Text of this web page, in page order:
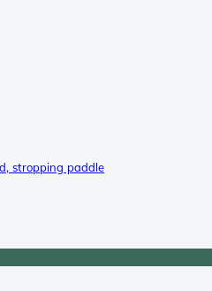
stropping paddle